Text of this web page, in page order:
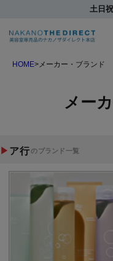
土日
HOME メーカー・ブランド
メー
ア行